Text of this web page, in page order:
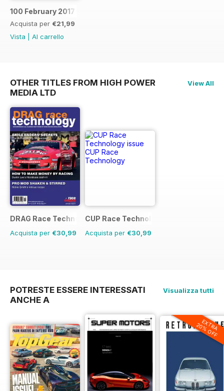
100 February 2017
Acquista per €21,99
Vista
Al carrello
OTHER TITLES FROM HIGH POWER
MEDIA LTD
View All
DRAG Race Technology
Acquista per €30,99
CUP Race Technology
Acquista per €30,99
POTRESTE ESSERE INTERESSATI
ANCHE A
Visualizza tutti
EXTRA
20% OFF